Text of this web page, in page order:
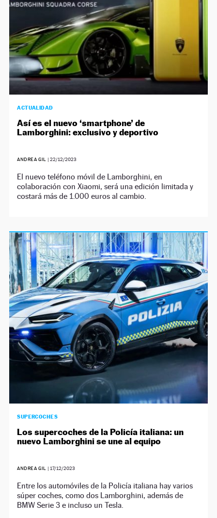
ACTUALIDAD
Así es el nuevo ‘smartphone’ de
Lamborghini: exclusivo y deportivo
ANDREA GIL | 22/12/2023
El nuevo teléfono móvil de Lamborghini, en
colaboración con Xiaomi, será una edición limitada y
costará más de 1.000 euros al cambio.
SUPERCOCHES
Los supercoches de la Policía italiana: un
nuevo Lamborghini se une al equipo
ANDREA GIL | 17/12/2023
Entre los automóviles de la Policía italiana hay varios
súper coches, como dos Lamborghini, además de
BMW Serie 3 e incluso un Tesla.